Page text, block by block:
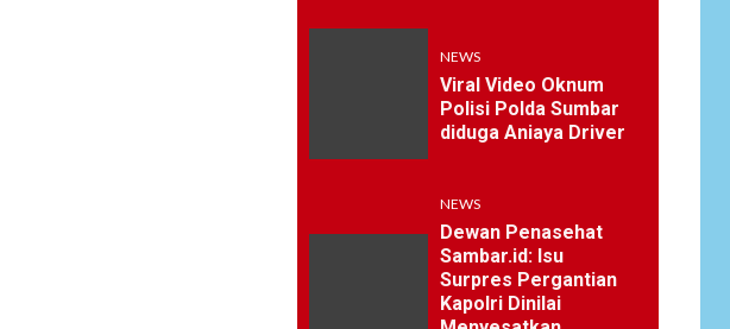
NEWS
Viral Video Oknum
Polisi Polda Sumbar
diduga Aniaya Driver
NEWS
Dewan Penasehat
Sambar.id: Isu
Surpres Pergantian
Kapolri Dinilai